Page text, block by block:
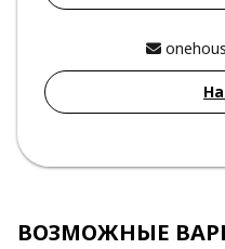
ВОЗМОЖНЫЕ